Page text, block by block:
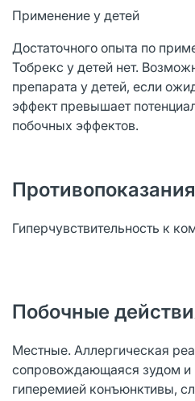
Применение у детей
Достаточного опыта по
Тобрекс у детей нет.
препарата у детей, если
эффект превышает
побочных эффектов.
Противопоказания
Гиперчувствительность к
Побочные
Местные. Аллергическая
сопровождающаяся зудом и
гиперемией конъюнктивы,